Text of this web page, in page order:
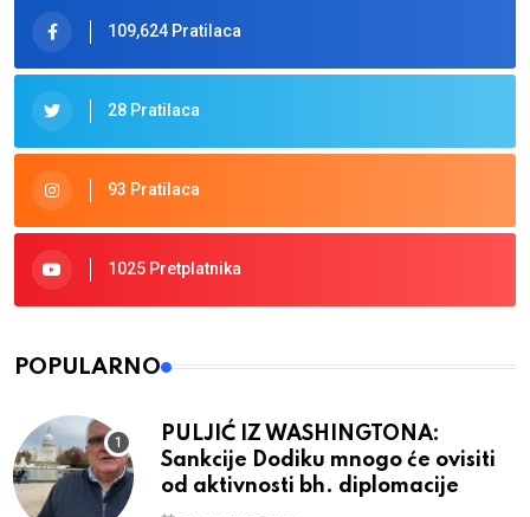
109,624 Pratilaca
28 Pratilaca
93 Pratilaca
1025 Pretplatnika
POPULARNO
PULJIĆ IZ WASHINGTONA:
Sankcije Dodiku mnogo će ovisiti
od aktivnosti bh. diplomacije